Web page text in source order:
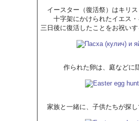
イースター（復活祭）はキリ
十字架にかけられたイエス
三日後に復活したことをお祝いす
作られた卵は、庭などに
家族と一緒に、子供たちが探し